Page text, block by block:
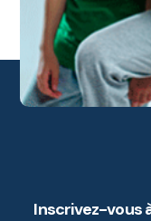
Inscrivez-vous